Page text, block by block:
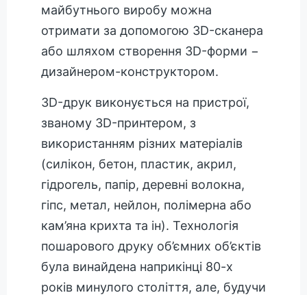
майбутнього виробу можна
отримати за допомогою 3D-сканера
або шляхом створення 3D-форми −
дизайнером-конструктором.
3D-друк виконується на пристрої,
званому 3D-принтером, з
використанням різних матеріалів
(силікон, бетон, пластик, акрил,
гідрогель, папір, деревні волокна,
гіпс, метал, нейлон, полімерна або
кам’яна крихта та ін). Технологія
пошарового друку об’ємних об’єктів
була винайдена наприкінці 80-х
років минулого століття, але, будучи